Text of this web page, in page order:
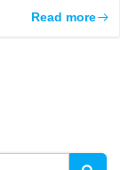
Read more